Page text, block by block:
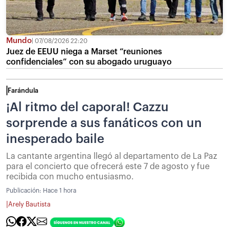
Mundo 07/08/2026 22:20
Juez de EEUU niega a Marset “reuniones
confidenciales” con su abogado uruguayo
Farándula
¡Al ritmo del caporal! Cazzu
sorprende a sus fanáticos con un
inesperado baile
La cantante argentina llegó al departamento de La Paz
para el concierto que ofrecerá este 7 de agosto y fue
recibida con mucho entusiasmo.
Publicación: Hace 1 hora
Arely Bautista